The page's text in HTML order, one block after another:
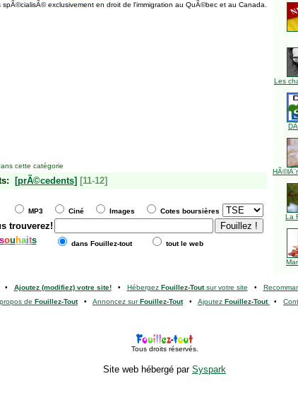
exclusivement en droit de l'immigration au QuÃ©bec et au Canada.
Les
La
cette catégorie
[prÃ©cedents] [11-12]
MP3 Ciné Images Cotes boursières
trouverez!
sou haits dans Fouillez-tout tout le web
• Ajoutez (modifiez) votre site!• Hébergez Fouillez-Toutsur votre site •
de Fouillez-Tout• Annoncez surFouillez-Tout• Ajoutez Fouillez-Tout •
Tous droits réservés.
Site web hébergé par Syspark